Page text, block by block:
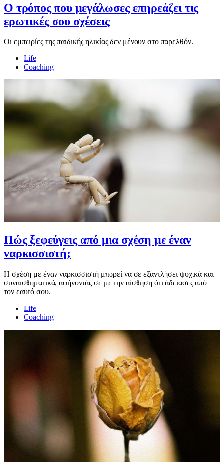
Ο τρόπος που μεγάλωσες επηρεάζει τις
ερωτικές σου σχέσεις
Οι εμπειρίες της παιδικής ηλικίας δεν μένουν στο παρελθόν.
Life
Coaching
Πώς ξεφεύγεις από μια σχέση με έναν
ναρκισσιστή;
Η σχέση με έναν ναρκισσιστή μπορεί να σε εξαντλήσει ψυχικά και
συναισθηματικά, αφήνοντάς σε με την αίσθηση ότι άδειασες από
τον εαυτό σου.
Life
Coaching